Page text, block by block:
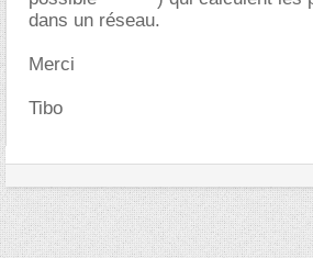
dans un réseau.
Merci
Tibo